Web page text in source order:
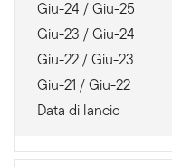
Giu-24 / Giu-25
Giu-23 / Giu-24
Giu-22 / Giu-23
Giu-21 / Giu-22
Data di lancio